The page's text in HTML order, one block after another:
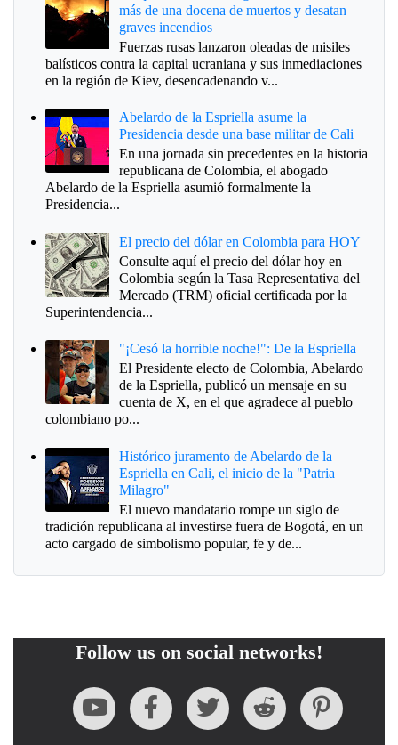
más de una docena de muertos y desatan
graves incendios
Fuerzas rusas lanzaron oleadas de misiles
balísticos contra la capital ucraniana y sus inmediaciones
en la región de Kiev, desencadenando v...
Abelardo de la Espriella asume la
Presidencia desde una base militar de Cali
En una jornada sin precedentes en la historia
republicana de Colombia, el abogado
Abelardo de la Espriella asumió formalmente la
Presidencia...
El precio del dólar en Colombia para HOY
Consulte aquí el precio del dólar hoy en
Colombia según la Tasa Representativa del
Mercado (TRM) oficial certificada por la
Superintendencia...
"¡Cesó la horrible noche!": De la Espriella
El Presidente electo de Colombia, Abelardo
de la Espriella, publicó un mensaje en su
cuenta de X, en el que agradece al pueblo
colombiano po...
Histórico juramento de Abelardo de la
Espriella en Cali, el inicio de la "Patria
Milagro"
El nuevo mandatario rompe un siglo de
tradición republicana al investirse fuera de Bogotá, en un
acto cargado de simbolismo popular, fe y de...
Follow us on social networks!